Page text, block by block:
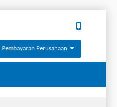
Pembayaran Perusahaan